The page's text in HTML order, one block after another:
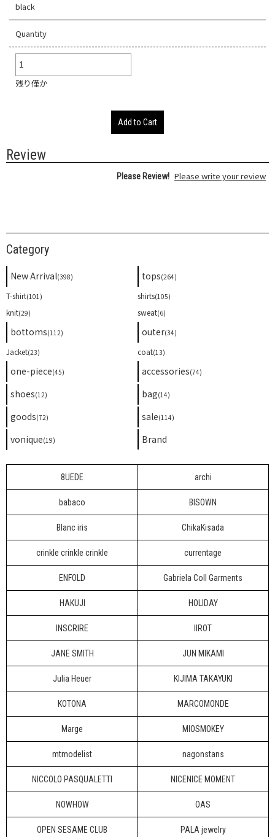
black
Quantity
残り僅か
Add to Cart
Review
Please Review! Please write your review
Category
New Arrival(398) tops(264)
T-shirt(101) shirts(105)
knit(29) sweat(6)
bottoms(112) outer(34)
Jacket(23) coat(13)
one-piece(45) accessories(74)
shoes(12) bag(14)
goods(72) sale(114)
vonique(19) Brand
8UEDE archi
babaco BISOWN
Blanc iris ChikaKisada
crinkle crinkle crinkle currentage
ENFOLD Gabriela Coll Garments
HAKUJI HOLIDAY
INSCRIRE IIROT
JANE SMITH JUN MIKAMI
Julia Heuer KIJIMA TAKAYUKI
KOTONA MARCOMONDE
Marge MIOSMOKEY
mtmodelist nagonstans
NICCOLO PASQUALETTI NICENICE MOMENT
NOWHOW OAS
OPEN SESAME CLUB PALA jewelry